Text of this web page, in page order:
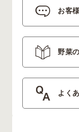
お客
野菜
よく